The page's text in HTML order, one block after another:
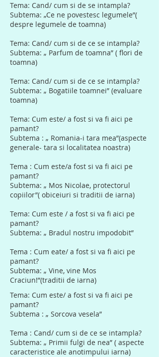
Tema: Cand/ cum si de se intampla?
Subtema: „Ce ne povestesc legumele”(
despre legumele de toamna)
Tema: Cand/ cum si de ce se intampla?
Subtema: „ Parfum de toamna” ( flori de
toamna)
Tema: Cand/ cum si de ce se intampla?
Subtema: „ Bogatiile toamnei” (evaluare
toamna)
Tema: Cum este/ a fost si va fi aici pe
pamant?
Subtema : „ Romania-i tara mea”(aspecte
generale- tara si localitatea noastra)
Tema : Cum este/a fost si va fi aici pe
pamant?
Subtema: „ Mos Nicolae, protectorul
copiilor”( obiceiuri si traditii de iarna)
Tema: Cum este / a fost si va fi aici pe
pamant?
Subtema: „ Bradul nostru impodobit”
Tema : Cum eate/ a fost si va fi aici pe
pamant?
Subtema: „ Vine, vine Mos
Craciun!”(traditii de iarna)
Tema: Cum este/ a fost si va fi aici pe
pamant?
Subtema : „ Sorcova vesela”
Tema : Cand/ cum si de ce se intampla?
Subtema: „ Primii fulgi de nea” ( aspecte
caracteristice ale anotimpului iarna)